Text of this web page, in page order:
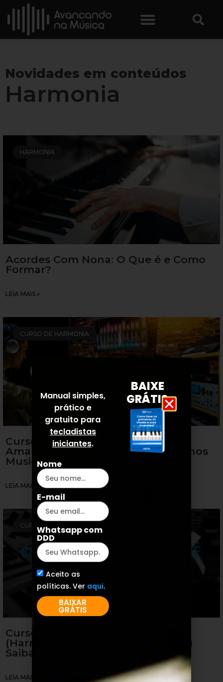
Novidades em conteúdos
Harmonia
HARMONIA
Acordes Com Nona: O Que é e Como
Formar?
LEIA MAIS »
CURSO DE HARMONIA
Curso Harmonize-Me do Walter
Amantéa: Como Harmonizar Trechos
Musicais (Análise)
LEIA MAIS »
CURSO DE HARMONIA
Curso de Harmonia Online
(Harmonização Musical Funcional)
Saiba TUDO
LEIA MAIS »
Manual simples,
prático e
gratuito para
tecladistas
iniciantes.
Nome
E-mail
Whatsapp com
DDD
Aceito as
políticas. Ver aqui.
BAIXAR
GRÁTIS
BAIXE
GRÁTIS